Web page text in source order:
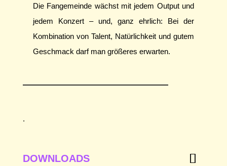
Die Fangemeinde wächst mit jedem Output und
jedem Konzert – und, ganz ehrlich: Bei der
Kombination von Talent, Natürlichkeit und gutem
Geschmack darf man größeres erwarten.
.
DOWNLOADS